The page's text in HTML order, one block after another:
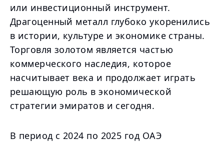
или инвестиционный инструмент.
Драгоценный металл глубоко укоренились
в истории, культуре и экономике страны.
Торговля золотом является частью
коммерческого наследия, которое
насчитывает века и продолжает играть
решающую роль в экономической
стратегии эмиратов и сегодня.
В период с 2024 по 2025 год ОАЭ